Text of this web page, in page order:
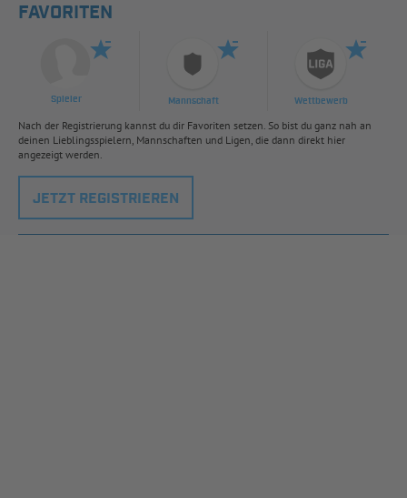
FAVORITEN
Spieler Mannschaft Wettbewerb
Nach der Registrierung kannst du dir Favoriten setzen. So bist du ganz nah an
deinen Lieblingsspielern, Mannschaften und Ligen, die dann direkt hier
angezeigt werden.
JETZT REGISTRIEREN